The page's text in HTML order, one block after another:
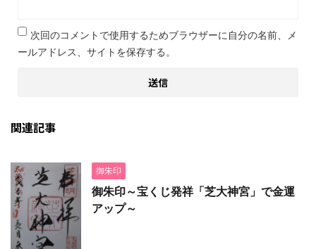
次回のコメントで使用するためブラウザーに自分の名前、メ
ールアドレス、サイトを保存する。
関連記事
御朱印
御朱印～宝くじ発祥「芝大神宮」で金運
アップ～